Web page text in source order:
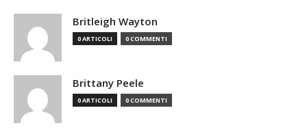
Britleigh Wayton
0 ARTICOLI 0 COMMENTI
Brittany Peele
0 ARTICOLI 0 COMMENTI